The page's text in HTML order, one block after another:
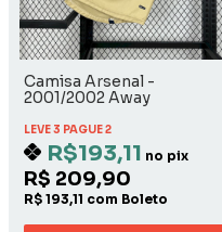
Camisa Arsenal -
2001/2002 Away
LEVE 3 PAGUE 2
R$193,11 no pix
R$ 209,90
R$ 193,11 com Boleto